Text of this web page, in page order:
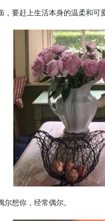
，要赶上生活本身的温柔和可
想你，经常偶尔。